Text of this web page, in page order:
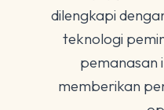
dilengkapi
teknologi
pemanasan
memberikan